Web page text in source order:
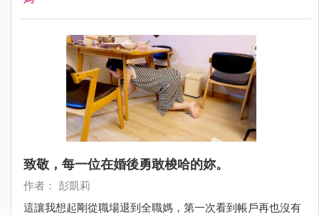
致敬，每一位在婚後勇敢梭哈的妳。
作者： 彭凱莉
這讓我想起剛從職場退到全職媽，第一次看到帳戶再也沒有